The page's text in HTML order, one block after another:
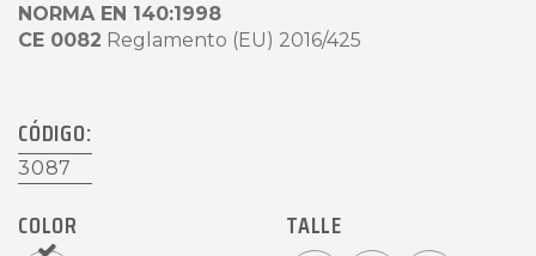
NORMA EN 140:1998
CE 0082 Reglamento (EU) 2016/425
CÓDIGO:
3087
COLOR TALLE